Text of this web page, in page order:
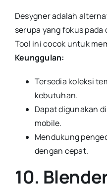
Desygner adalah
serupa yang fokus
Tool ini cocok untuk
Keunggulan:
Tersedia koleksi
kebutuhan.
Dapat digunakan
mobile.
Mendukung
dengan cepat.
10.